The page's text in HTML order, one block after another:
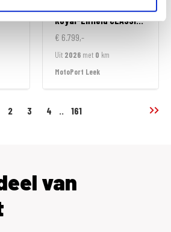
Royal-EnfieldCLASSIC 350
€ 6.799,-
Uit 2026 met 0 km
MotoPort Leek
2 3 4 .. 161
van